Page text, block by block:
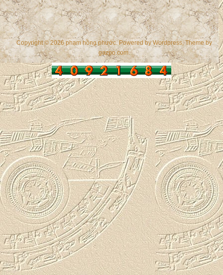
Copyright © 2026 phạm hồng phước. Powered byWordpress, Theme by
gazpo.com.